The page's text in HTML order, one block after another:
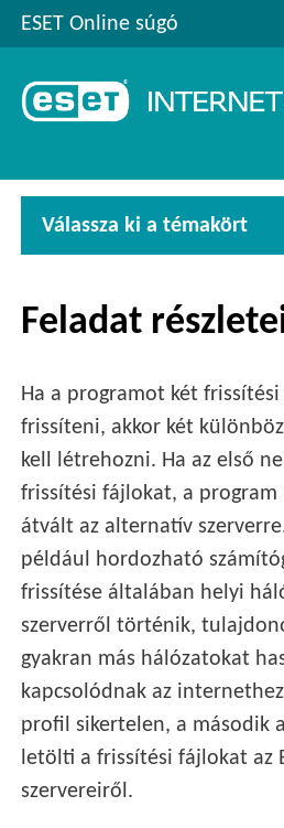
ESET Online súgó
Válassza ki a témakört
Feladat
Ha a programot két
frissíteni, akkor két
kell létrehozni. Ha az első
frissítési fájlokat, a program
átvált az alternatív
például hordozható
frissítése általában helyi
szerverről történik,
gyakran más hálózatokat
kapcsolódnak az
profil sikertelen, a második
letölti a frissítési fájlokat az
szervereiről.